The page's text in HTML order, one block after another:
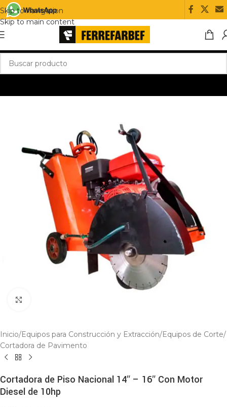
Skip to navigation
Skip to main content
Inicio/Equipos para Construcción y Extracción/Equipos de Corte/
Cortadora de Pavimento
Cortadora de Piso Nacional 14″ – 16″ Con Motor
Diesel de 10hp